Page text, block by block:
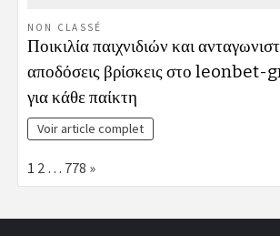
NON CLASSÉ
Ποικιλία παιχνιδιών και
αποδόσεις βρίσκεις στο leonbet-
για κάθε παίκτη
Voir article complet
Page:
1 2 … 778 Next
»